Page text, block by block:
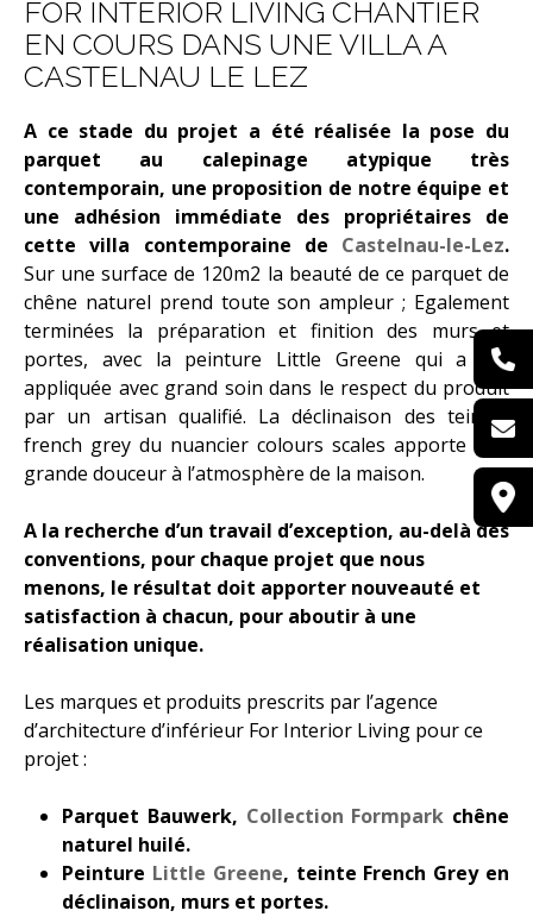
FOR INTERIOR LIVING CHANTIER
EN COURS DANS UNE VILLA A
CASTELNAU LE LEZ
A ce stade du projet a été réalisée la pose du
parquet au calepinage atypique très
contemporain, une proposition de notre équipe et
une adhésion immédiate des propriétaires de
cette villa contemporaine de Castelnau-le-Lez.
Sur une surface de 120m2 la beauté de ce parquet de
chêne naturel prend toute son ampleur ; Egalement
terminées la préparation et finition des murs et
portes, avec la peinture Little Greene qui a été
appliquée avec grand soin dans le respect du produit
par un artisan qualifié. La déclinaison des teintes
french grey du nuancier colours scales apporte une
grande douceur à l’atmosphère de la maison.
A la recherche d’un travail d’exception, au-delà des
conventions, pour chaque projet que nous
menons, le résultat doit apporter nouveauté et
satisfaction à chacun, pour aboutir à une
réalisation unique.
Les marques et produits prescrits par l’agence
d’architecture d’inférieur For Interior Living pour ce
projet :
Parquet Bauwerk, Collection Formpark chêne
naturel huilé.
Peinture Little Greene, teinte French Grey en
déclinaison, murs et portes.
PARQUET BAUWERK
BÉTONS CIRÉS MERCADIER
TISSUS DEDAR
PAPIER PEINT LITTLE
GREENE
MOBILIERS
CANAPÉS
ACTUALITÉS
CONTACT